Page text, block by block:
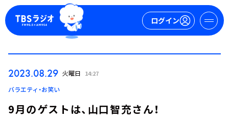
ログイン
ログイン
2023.08.29 火曜日 14:27
バラエティ・お笑い
9月のゲストは、山口智充さん！